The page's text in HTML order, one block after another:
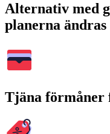
Alternativ med
planerna ändras
Tjäna förmåner